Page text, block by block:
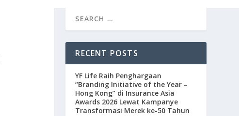
RECENT POSTS
YF Life Raih Penghargaan
“Branding Initiative of the Year –
Hong Kong” di Insurance Asia
Awards 2026 Lewat Kampanye
Transformasi Merek ke-50 Tahun